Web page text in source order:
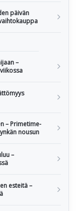
päivän
–
– Primetime-
nousun
–
esteitä –